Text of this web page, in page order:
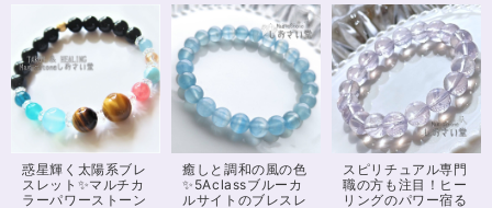
惑星輝く太陽系ブレ
スレット✨マルチカ
ラーパワーストーン
癒しと調和の風の色
✨5Aclassブルーカ
ルサイトのブレスレ
スピリチュアル専門
職の方も注目！ヒー
リングのパワー宿る